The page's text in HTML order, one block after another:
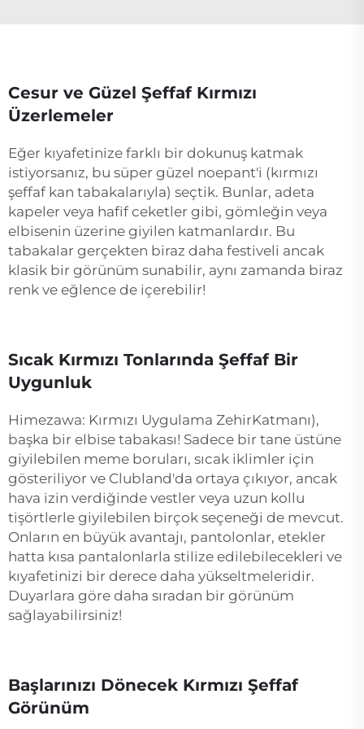
Cesur ve Güzel Şeffaf Kırmızı
Üzerlemeler
Eğer kıyafetinize farklı bir dokunuş katmak
istiyorsanız, bu süper güzel noepant'i (kırmızı
şeffaf kan tabakalarıyla) seçtik. Bunlar, adeta
kapeler veya hafif ceketler gibi, gömleğin veya
elbisenin üzerine giyilen katmanlardır. Bu
tabakalar gerçekten biraz daha festiveli ancak
klasik bir görünüm sunabilir, aynı zamanda biraz
renk ve eğlence de içerebilir!
Sıcak Kırmızı Tonlarında Şeffaf Bir
Uygunluk
Himezawa: Kırmızı Uygulama ZehirKatmanı),
başka bir elbise tabakası! Sadece bir tane üstüne
giyilebilen meme boruları, sıcak iklimler için
gösteriliyor ve Clubland'da ortaya çıkıyor, ancak
hava izin verdiğinde vestler veya uzun kollu
tişörtlerle giyilebilen birçok seçeneği de mevcut.
Onların en büyük avantajı, pantolonlar, etekler
hatta kısa pantalonlarla stilize edilebilecekleri ve
kıyafetinizi bir derece daha yükseltmeleridir.
Duyarlara göre daha sıradan bir görünüm
sağlayabilirsiniz!
Başlarınızı Dönecek Kırmızı Şeffaf
Görünüm